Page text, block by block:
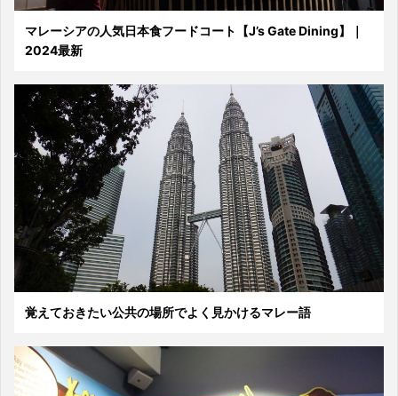
マレーシアの人気日本食フードコート【J’s Gate Dining】｜
2024最新
覚えておきたい公共の場所でよく見かけるマレー語